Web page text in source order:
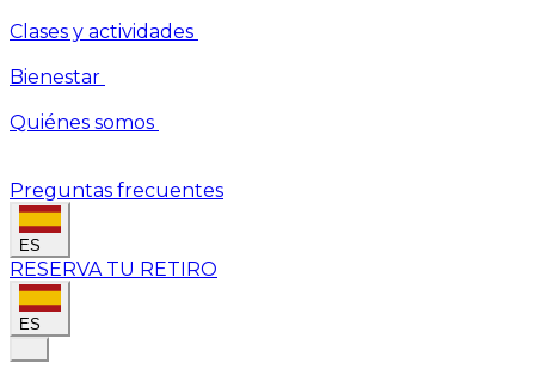
Clases y actividades
Bienestar
Quiénes somos
Preguntas frecuentes
ES
RESERVA TU RETIRO
ES